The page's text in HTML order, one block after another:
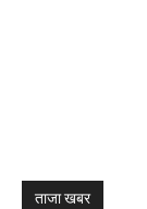
ताजा खबर